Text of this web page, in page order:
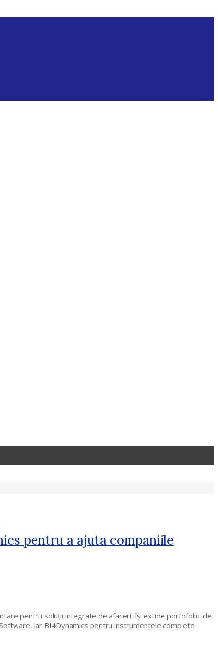
pentru a ajuta companiile
pentru soluţii integrate de afaceri, își extide portofoliul de
iar BI4Dynamics pentru instrumentele complete